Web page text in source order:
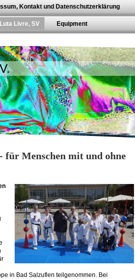
Kontakt und Datenschutzerklärung
Livre, SV Equipment
Menschen mit und ohne
in Bad Salzuflen teilgenommen. Bei